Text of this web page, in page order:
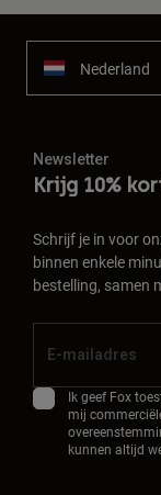
Nederland
Newsletter
Krijg 10%
Schrijf je in voor
binnen enkele
bestelling, samen
Ik geef Fox
mij
kunnen altijd